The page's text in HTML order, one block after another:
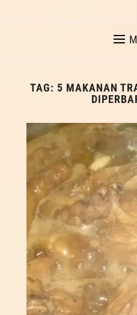
TAG: 5 MAKANAN